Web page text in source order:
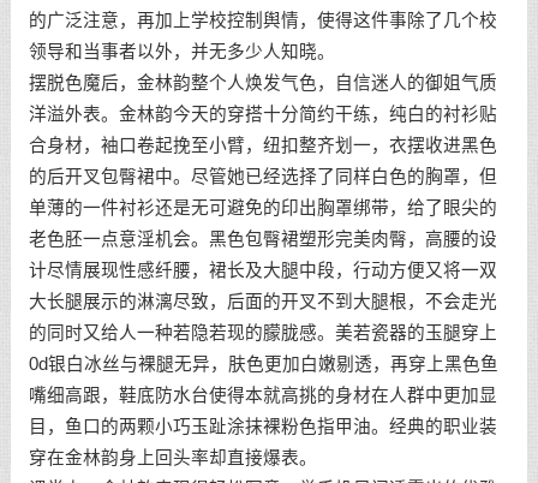
的广泛注意，再加上学校控制舆情，使得这件事除了几个校
领导和当事者以外，并无多少人知晓。
摆脱色魔后，金林韵整个人焕发气色，自信迷人的御姐气质
洋溢外表。金林韵今天的穿搭十分简约干练，纯白的衬衫贴
合身材，袖口卷起挽至小臂，纽扣整齐划一，衣摆收进黑色
的后开叉包臀裙中。尽管她已经选择了同样白色的胸罩，但
单薄的一件衬衫还是无可避免的印出胸罩绑带，给了眼尖的
老色胚一点意淫机会。黑色包臀裙塑形完美肉臀，高腰的设
计尽情展现性感纤腰，裙长及大腿中段，行动方便又将一双
大长腿展示的淋漓尽致，后面的开叉不到大腿根，不会走光
的同时又给人一种若隐若现的朦胧感。美若瓷器的玉腿穿上
0d银白冰丝与裸腿无异，肤色更加白嫩剔透，再穿上黑色鱼
嘴细高跟，鞋底防水台使得本就高挑的身材在人群中更加显
目，鱼口的两颗小巧玉趾涂抹裸粉色指甲油。经典的职业装
穿在金林韵身上回头率却直接爆表。